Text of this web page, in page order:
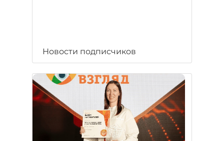
Новости подписчиков